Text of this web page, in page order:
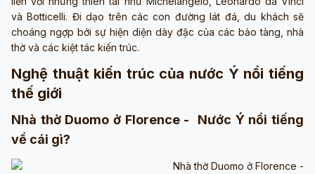
và Botticelli. Đi dạo trên các con đường lát đá, du khách sẽ
choáng ngợp bởi sự hiện diện dày đặc của các bảo tàng, nhà
thờ và các kiệt tác kiến trúc.
Nghệ thuật kiến trúc của nước Ý nổi tiếng
thế giới
Nhà thờ Duomo ở Florence - Nước Ý nổi tiếng
về cái gì?